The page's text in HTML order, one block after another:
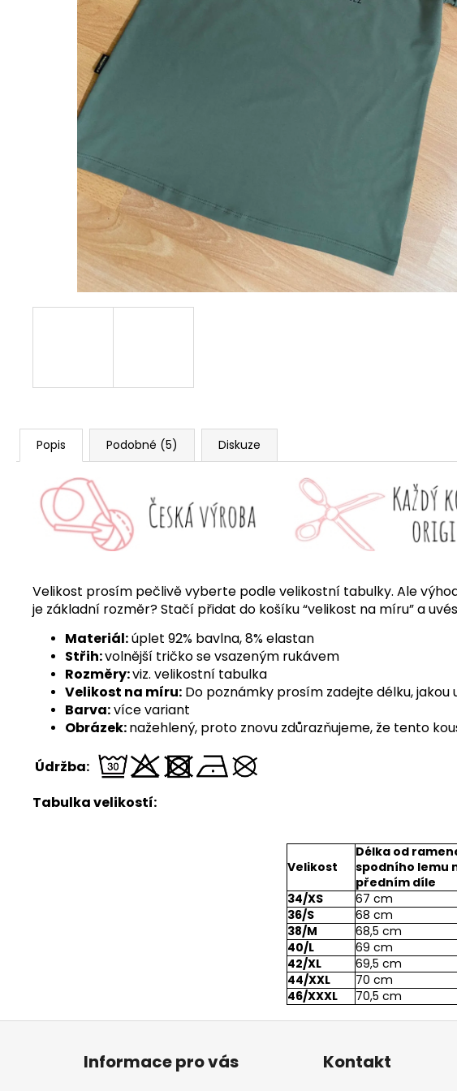
Popis Podobné (5) Diskuze
Velikost prosím pečlivě vyberte podle velikostní tabulky. Ale
je základní rozměr? Stačí přidat do košíku “velikost na míru” a
Materiál:úplet 92% bavlna, 8% elastan
Střih:volnější tričko se vsazeným rukávem
Rozměry:viz. velikostní tabulka
Velikost na míru: Do poznámky prosím zadejte délku,
Barva:více variant
Obrázek:nažehlený, proto znovu zdůrazňujeme, že tento
Údržba:
Tabulka velikostí:
Velikost
Délka od
spodního lemu
předním díle
34/XS
67 cm
36/S
68 cm
38/M
68,5 cm
40/L
69 cm
42/XL
69,5 cm
44/XXL
70 cm
46/XXXL
70,5 cm
1 590 Kč
490 Kč
Informace pro vás Kontakt